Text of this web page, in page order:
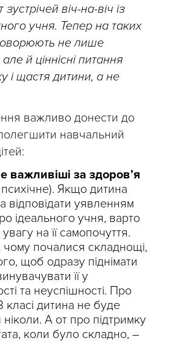
віч-на-віч із
учня. Тепер на таких
не лише
але й ціннісні питання
і щастя дитини, а не
важливо донести до
навчальний
важливіші за здоров’я
Якщо дитина
відповідати уявленням
ідеального учня, варто
на її самопочуття.
чому почалися складнощі,
щоб одразу піднімати
її у
та неуспішності. Про
класі дитина не буде
ніколи. А от про підтримку
коли було складно, –